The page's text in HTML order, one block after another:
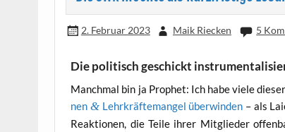
2. Februar 2023 Maik Riecken 5
Die politisch geschickt
Manch­mal bin ja Pro­phet: Ich habe vie­le
nen &Lehr­kräf­te­man­gel über­win­den – als
Reak­tio­nen, die Tei­le ihrer Mit­glie­der